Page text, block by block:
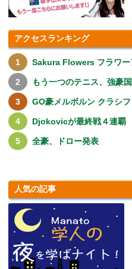
アクセスランキング
Sakura Flowers フラワー
もう一つのテニス、強豪
GO豪メルボルン クラシ
Djokovicが最終戦４連覇
全豪、ドロー発表
人気の記事